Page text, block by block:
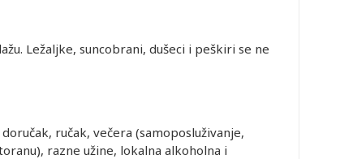
Ležaljke, suncobrani, dušeci i peškiri se ne
ručak, večera (samoposluživanje,
razne užine, lokalna alkoholna i